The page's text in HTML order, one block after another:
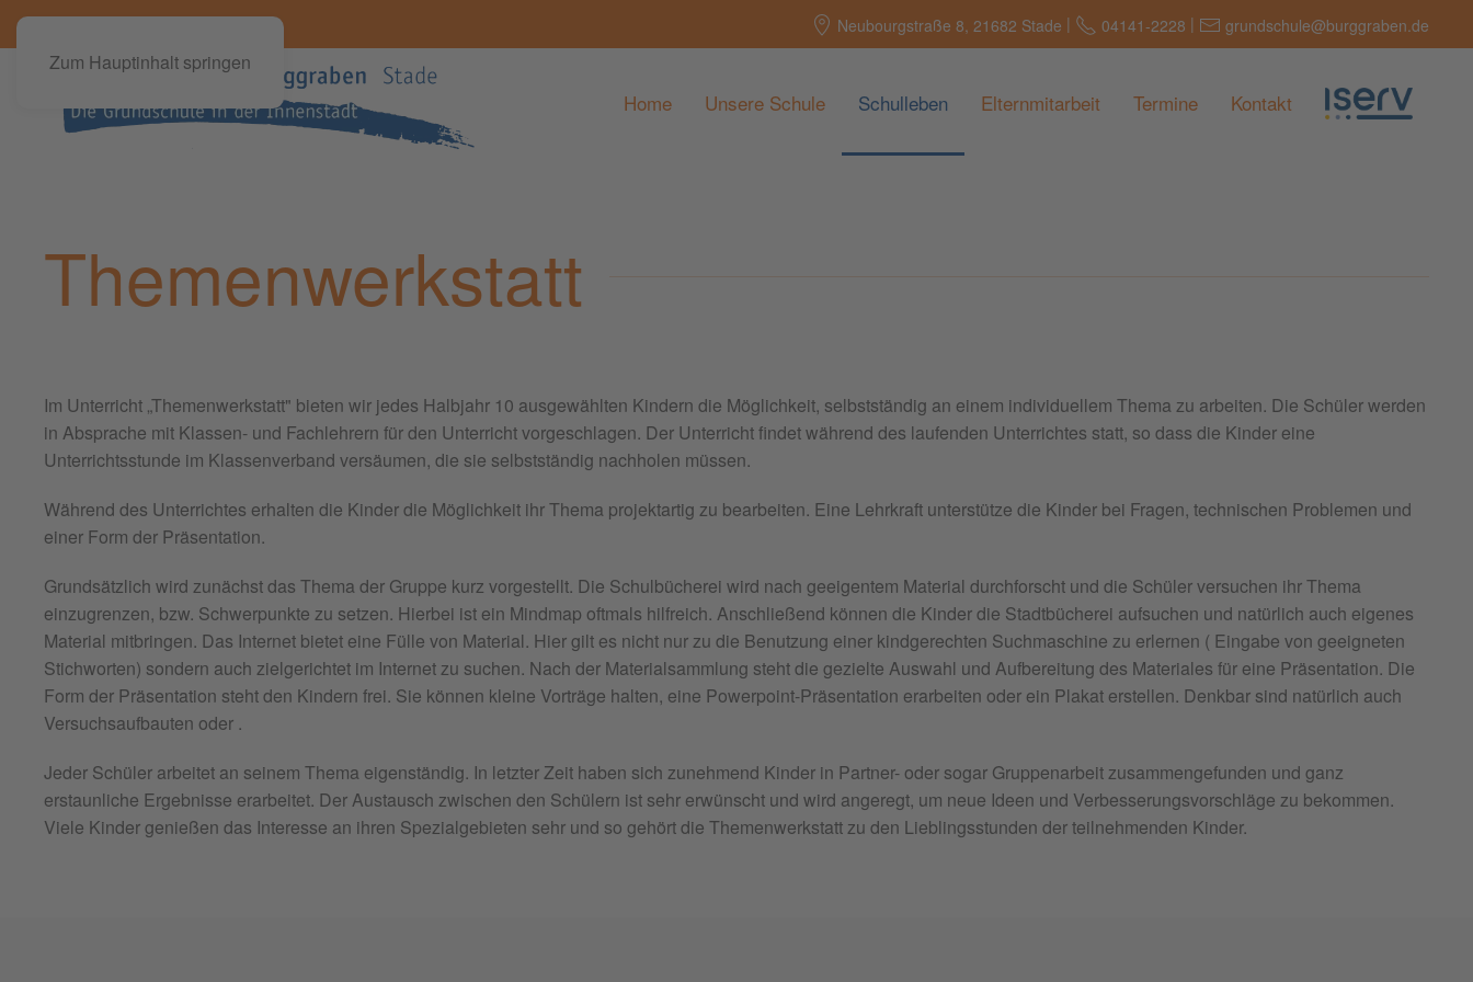
Zum Hauptinhalt springen
Neubourgstraße 8, 21682 Stade | 04141-2228 | grundschule@burggraben.de
Home Unsere Schule Schulleben Elternmitarbeit Termine Kontakt
Themenwerkstatt
Im Unterricht „Themenwerkstatt" bieten wir jedes Halbjahr 10 ausgewählten Kindern die Möglichkeit, selbstständig an einem individuellem Thema zu arbeiten. Die Schüler werden
in Absprache mit Klassen- und Fachlehrern für den Unterricht vorgeschlagen. Der Unterricht findet während des laufenden Unterrichtes statt, so dass die Kinder eine
Unterrichtsstunde im Klassenverband versäumen, die sie selbstständig nachholen müssen.
Während des Unterrichtes erhalten die Kinder die Möglichkeit ihr Thema projektartig zu bearbeiten. Eine Lehrkraft unterstütze die Kinder bei Fragen, technischen Problemen und
einer Form der Präsentation.
Grundsätzlich wird zunächst das Thema der Gruppe kurz vorgestellt. Die Schulbücherei wird nach geeigentem Material durchforscht und die Schüler versuchen ihr Thema
einzugrenzen, bzw. Schwerpunkte zu setzen. Hierbei ist ein Mindmap oftmals hilfreich. Anschließend können die Kinder die Stadtbücherei aufsuchen und natürlich auch eigenes
Material mitbringen. Das Internet bietet eine Fülle von Material. Hier gilt es nicht nur zu die Benutzung einer kindgerechten Suchmaschine zu erlernen ( Eingabe von geeigneten
Stichworten) sondern auch zielgerichtet im Internet zu suchen. Nach der Materialsammlung steht die gezielte Auswahl und Aufbereitung des Materiales für eine Präsentation. Die
Form der Präsentation steht den Kindern frei. Sie können kleine Vorträge halten, eine Powerpoint-Präsentation erarbeiten oder ein Plakat erstellen. Denkbar sind natürlich auch
Versuchsaufbauten oder .
Jeder Schüler arbeitet an seinem Thema eigenständig. In letzter Zeit haben sich zunehmend Kinder in Partner- oder sogar Gruppenarbeit zusammengefunden und ganz
erstaunliche Ergebnisse erarbeitet. Der Austausch zwischen den Schülern ist sehr erwünscht und wird angeregt, um neue Ideen und Verbesserungsvorschläge zu bekommen.
Viele Kinder genießen das Interesse an ihren Spezialgebieten sehr und so gehört die Themenwerkstatt zu den Lieblingsstunden der teilnehmenden Kinder.